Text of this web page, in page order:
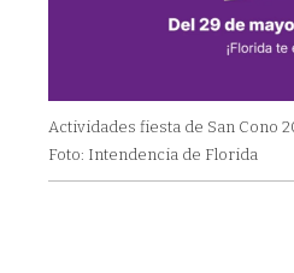
Actividades fiesta de San Cono
Foto: Intendencia de Florida